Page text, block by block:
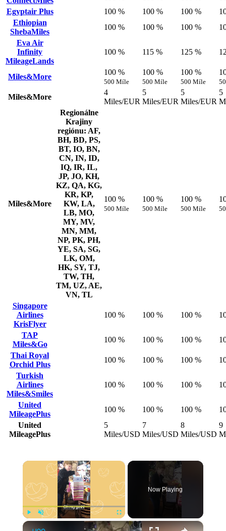
Egyptair Plus
100 % 100 % 100 %
Ethiopian
ShebaMiles
100 % 100 % 100 %
Eva Air
Infinity
MileageLands
100 % 115 % 125 %
Miles&More
100 %
500 Míle
100 %
500 Míle
100 %
500 Míle
Miles&More
4
Miles/EUR
5
Miles/EUR
5
Miles/EUR
5
Miles&More
Regionálne
Krajiny
regiónu: AF,
BH, BD, PS,
BT, IO, BN,
CN, IN, ID,
IQ, IR, IL,
JP, JO, KH,
KZ, QA, KG,
KR, KP,
KW, LA,
LB, MO,
MY, MV,
MN, MM,
NP, PK, PH,
YE, SA, SG,
LK, OM,
HK, SY, TJ,
TW, TH,
TM, UZ, AE,
VN, TL
100 %
500 Míle
100 %
500 Míle
100 %
500 Míle
Singapore
Airlines
KrisFlyer
100 % 100 % 100 %
TAP
Miles&Go
100 % 100 % 100 %
Thai Royal
Orchid Plus
100 % 100 % 100 %
Turkish
Airlines
Miles&Smiles
100 % 100 % 100 %
United
MileagePlus
100 % 100 % 100 %
United
MileagePlus
5
Miles/USD
7
Miles/USD
8
Miles/USD
9
×
Fullscreen
Now Playing
×